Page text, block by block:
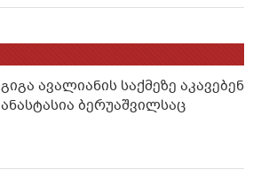
გიგა ავალიანის საქმეზე აკავებენ
ანასტასია ბერუაშვილსაც